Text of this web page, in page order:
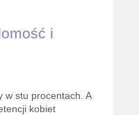
i
w stu procentach. A
kobiet